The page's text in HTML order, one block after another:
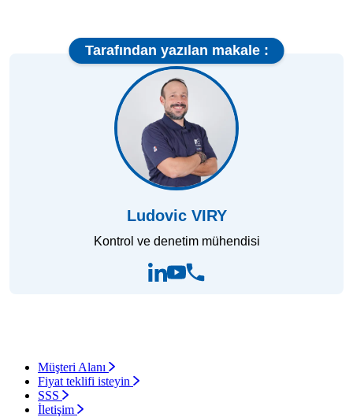
Tarafından yazılan makale :
Ludovic VIRY
Kontrol ve denetim mühendisi
Müşteri Alanı
Fiyat teklifi isteyin
SSS
İletişim